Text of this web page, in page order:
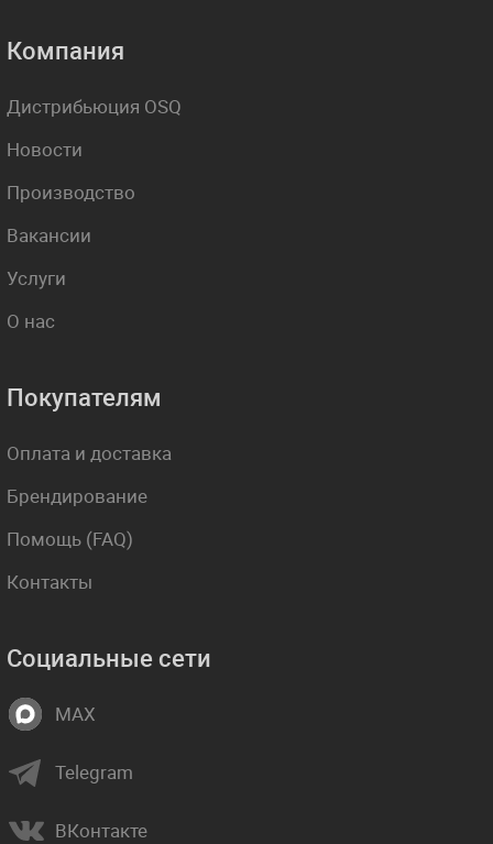
Компания
Дистрибьюция OSQ
Новости
Производство
Вакансии
Услуги
О нас
Покупателям
Оплата и доставка
Брендирование
Помощь (FAQ)
Контакты
Социальные сети
MAX
Telegram
ВКонтакте